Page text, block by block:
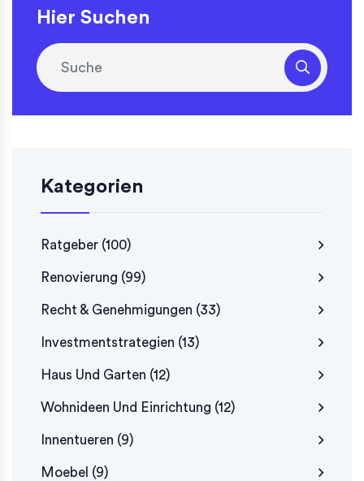
Hier Suchen
Kategorien
Ratgeber (100)
Renovierung (99)
Recht & Genehmigungen (33)
Investmentstrategien (13)
Haus Und Garten (12)
Wohnideen Und Einrichtung (12)
Innentueren (9)
Moebel (9)